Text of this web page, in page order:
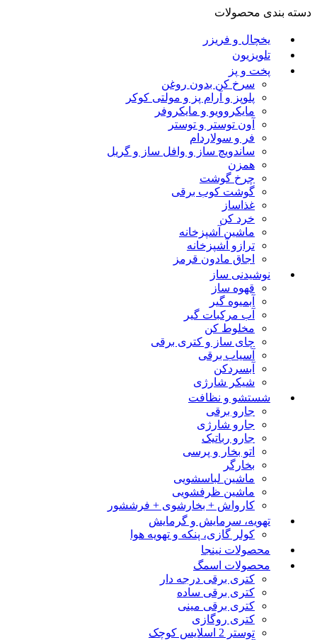
دسته بندی محصولات
یخچال و فریزر
تلویزیون
پخت و پز
سرخ کن بدون روغن
پلوپز و آرام پز و مولتی کوکر
مایکروویو و مایکروفر
آون توستر و توستر
فر و سولاردام
ساندویچ ساز و وافل ساز و گریل
همزن
چرخ گوشت
گوشت کوب برقی
غذاساز
خرد کن
ماشین آشپزخانه
ترازو آشپزخانه
اجاق مادون قرمز
نوشیدنی ساز
قهوه ساز
آبمیوه گیر
آب مرکبات گیر
مخلوط کن
چای ساز و کتری برقی
آسیاب برقی
آبسردکن
شیکر شارژی
شستشو و نظافت
جارو برقی
جارو شارژی
جارو رباتیک
اتو بخار و پرسی
بخارگر
ماشین لباسشویی
ماشین ظرفشویی
کارواش + بخارشوی + فرششور
تهویه، سرمایش و گرمایش
کولر گازی، پنکه و تهویه هوا
محصولات نینجا
محصولات اسمگ
کتری برقی درجه دار
کتری برقی ساده
کتری برقی مینی
کتری روگازی
توستر 2 اسلایس کوچک